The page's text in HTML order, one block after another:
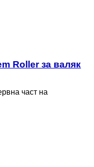
Roller за валяк
част на